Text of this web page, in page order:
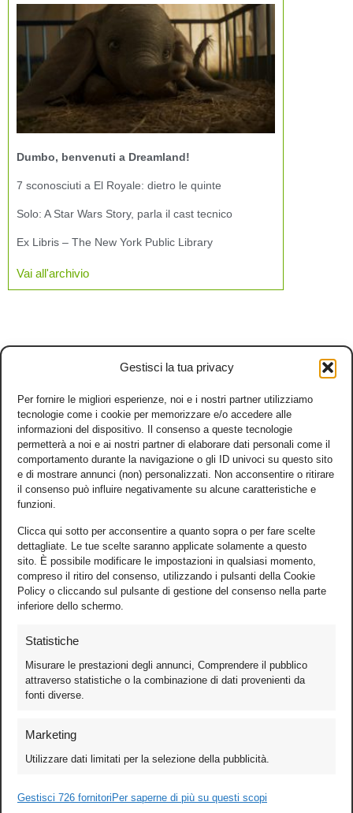
Gestisci la tua privacy
Per fornire le migliori esperienze, noi e i nostri partner utilizziamo
tecnologie come i cookie per memorizzare e/o accedere alle
informazioni del dispositivo. Il consenso a queste tecnologie
permetterà a noi e ai nostri partner di elaborare dati personali come il
comportamento durante la navigazione o gli ID univoci su questo sito
e di mostrare annunci (non) personalizzati. Non acconsentire o ritirare
il consenso può influire negativamente su alcune caratteristiche e
funzioni.
Clicca qui sotto per acconsentire a quanto sopra o per fare scelte
dettagliate. Le tue scelte saranno applicate solamente a questo
sito. È possibile modificare le impostazioni in qualsiasi momento,
compreso il ritiro del consenso, utilizzando i pulsanti della Cookie
Policy o cliccando sul pulsante di gestione del consenso nella parte
inferiore dello schermo.
Statistiche
Misurare le prestazioni degli annunci, Comprendere il pubblico
attraverso statistiche o la combinazione di dati provenienti da
fonti diverse.
Marketing
Utilizzare dati limitati per la selezione della pubblicità.
Gestisci 726 fornitori Per saperne di più su questi scopi
Dumbo, benvenuti a Dreamland!
7 sconosciuti a El Royale: dietro le quinte
Solo: A Star Wars Story, parla il cast tecnico
Ex Libris – The New York Public Library
Vai all'archivio
Games